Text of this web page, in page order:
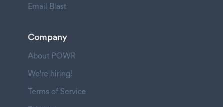
Email Blast
Company
About POWR
We're hiring!
Terms of Service